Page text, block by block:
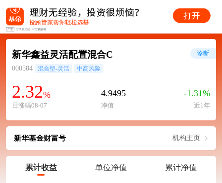
新华鑫益灵活配置混合C
000584 混合型-灵活 中高风险
2.32%
日涨幅08-07
4.9495
净值
-1.31%
近1年
诊断
新华基金财富号 机构主页
累计收益 单位净值 累计净值